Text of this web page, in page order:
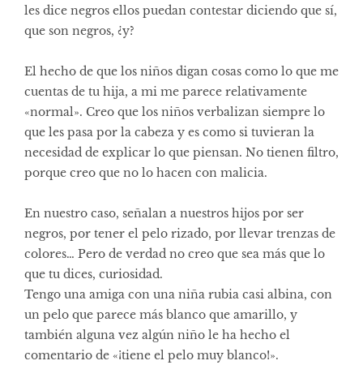
les dice negros ellos puedan contestar diciendo que sí,
que son negros, ¿y?
El hecho de que los niños digan cosas como lo que me
cuentas de tu hija, a mi me parece relativamente
«normal». Creo que los niños verbalizan siempre lo
que les pasa por la cabeza y es como si tuvieran la
necesidad de explicar lo que piensan. No tienen filtro,
porque creo que no lo hacen con malicia.
En nuestro caso, señalan a nuestros hijos por ser
negros, por tener el pelo rizado, por llevar trenzas de
colores… Pero de verdad no creo que sea más que lo
que tu dices, curiosidad.
Tengo una amiga con una niña rubia casi albina, con
un pelo que parece más blanco que amarillo, y
también alguna vez algún niño le ha hecho el
comentario de «¡tiene el pelo muy blanco!».